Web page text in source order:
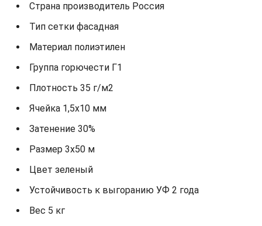
Страна производитель Россия
Тип сетки фасадная
Материал полиэтилен
Группа горючести Г1
Плотность 35 г/м2
Ячейка 1,5х10 мм
Затенение 30%
Размер 3х50 м
Цвет зеленый
Устойчивость к выгоранию УФ 2 года
Вес 5 кг